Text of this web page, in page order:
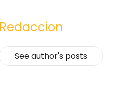
Redaccion
See author's posts